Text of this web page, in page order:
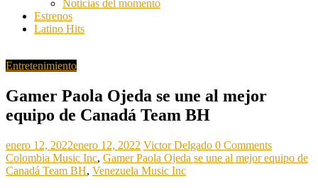
Noticias del momento
Estrenos
Latino Hits
Entretenimiento
Gamer Paola Ojeda se une al mejor
equipo de Canadá Team BH
enero 12, 2022enero 12, 2022 Victor Delgado 0 Comments
Colombia Music Inc, Gamer Paola Ojeda se une al mejor equipo de
Canadá Team BH, Venezuela Music Inc